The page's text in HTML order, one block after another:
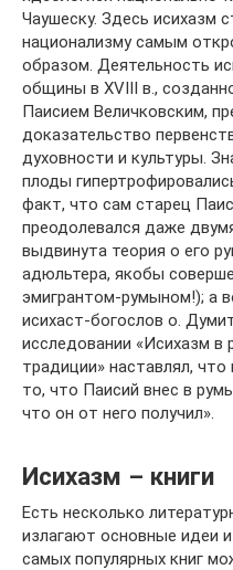
Чаушеску. Здесь исихазм
национализму самым
образом. Деятельность
общины в XVIII в.,
Паисием Величковским,
доказательство
духовности и культуры.
плоды
факт, что сам старец
преодолевался даже
выдвинута теория о его
адюльтера, якобы
эмигрантом-румыном!); а
исихаст-богослов о.
исследовании «Исихазм в
традиции» наставлял,
то, что Паисий внес в
что он от него получил».
Исихазм – книги
Есть несколько
излагают основные идеи
самых популярных книг